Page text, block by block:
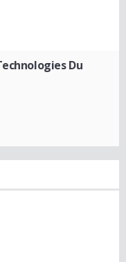
Du